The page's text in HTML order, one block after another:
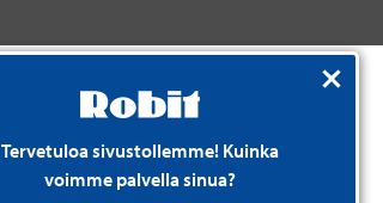
Tervetuloa sivustollemme! Kuinka
voimme palvella sinua?